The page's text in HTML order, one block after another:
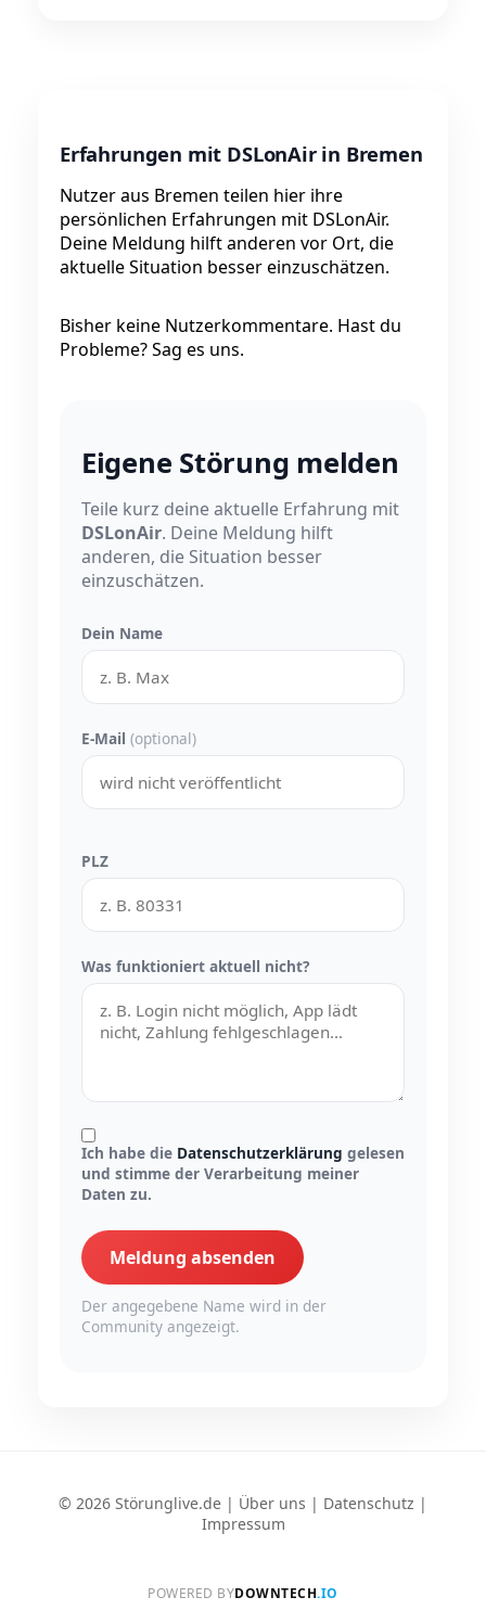
Erfahrungen mit DSLonAir in Bremen
Nutzer aus Bremen teilen hier ihre
persönlichen Erfahrungen mit DSLonAir.
Deine Meldung hilft anderen vor Ort, die
aktuelle Situation besser einzuschätzen.
Bisher keine Nutzerkommentare. Hast du
Probleme? Sag es uns.
Eigene Störung melden
Teile kurz deine aktuelle Erfahrung mit
DSLonAir. Deine Meldung hilft
anderen, die Situation besser
einzuschätzen.
Dein Name
E-Mail (optional)
PLZ
Was funktioniert aktuell nicht?
Ich habe die Datenschutzerklärung gelesen
und stimme der Verarbeitung meiner
Daten zu.
Meldung absenden
Der angegebene Name wird in der
Community angezeigt.
© 2026 Störunglive.de | Über uns | Datenschutz |
Impressum
POWERED BYDOWNTECH.IO